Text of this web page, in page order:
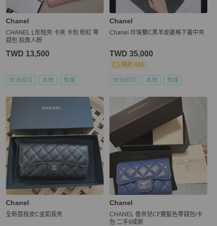
Chanel
CHANEL L形短夾 卡夾 卡包 粉紅 零
錢包 招貴人粉
TWD 13,500
狀況尚可 本地 免運
Chanel
Chanel 珍珠雙C黑羊皮菱格下蓋中夾
TWD 35,000
現折 800
狀況尚可 本地 免運
Chanel
全新荔枝皮C金釦長夾
Chanel
CHANEL 香奈兒CF寶藍色零錢包/卡
包 二手9成新